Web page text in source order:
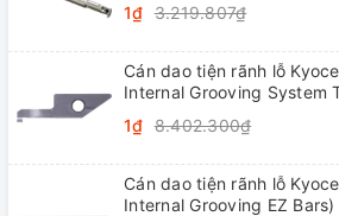
1₫ 3.219.807₫
Cán dao tiện rãnh lỗ
Internal Grooving System
1₫ 8.402.300₫
Cán dao tiện rãnh lỗ
Internal Grooving EZ Bars)